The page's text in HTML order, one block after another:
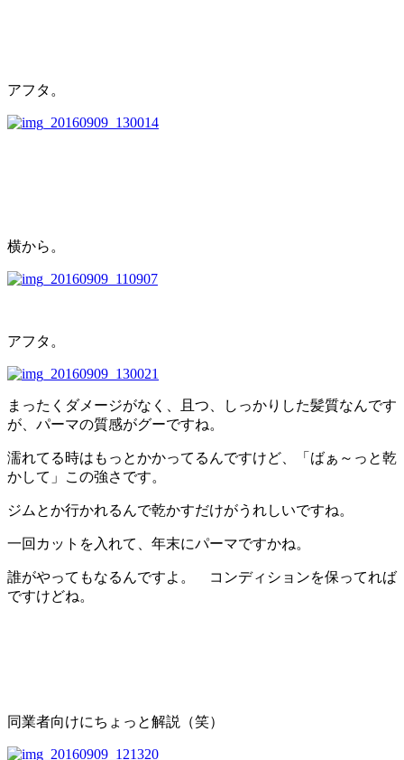
アフタ。
横から。
アフタ。
まったくダメージがなく、且つ、しっかりした髪質なんです
が、パーマの質感がグーですね。
濡れてる時はもっとかかってるんですけど、「ばぁ～っと乾
かして」この強さです。
ジムとか行かれるんで乾かすだけがうれしいですね。
一回カットを入れて、年末にパーマですかね。
誰がやってもなるんですよ。 コンディションを保ってれば
ですけどね。
同業者向けにちょっと解説（笑）